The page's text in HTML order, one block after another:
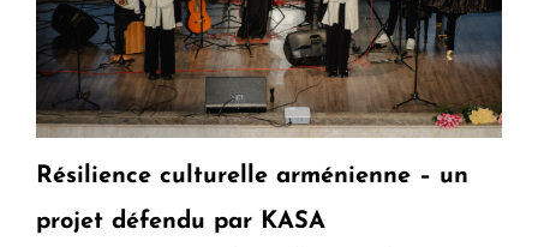
Résilience culturelle arménienne – un
projet défendu par KASA